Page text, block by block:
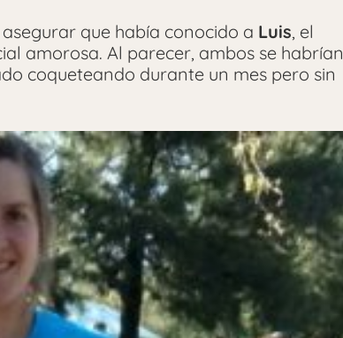
que había conocido a Luis, el
amorosa. Al parecer, ambos se habrían
coqueteando durante un mes pero sin